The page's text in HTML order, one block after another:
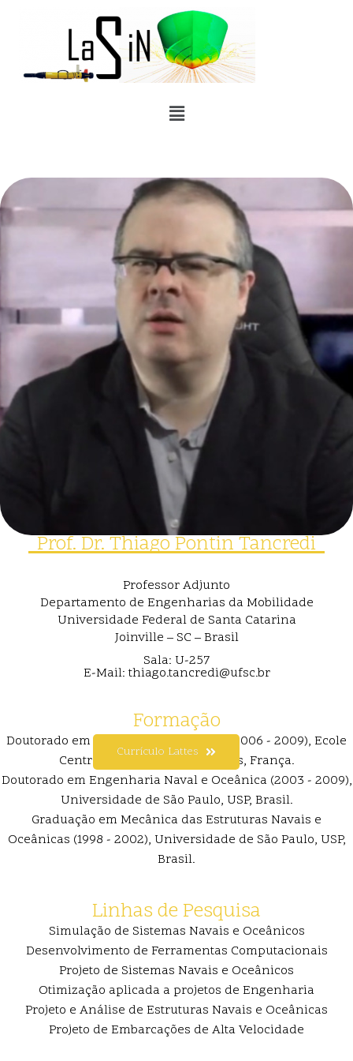
Prof. Dr. Thiago Pontin Tancredi
Professor Adjunto
Departamento de Engenharias da Mobilidade
Universidade Federal de Santa Catarina
Joinville – SC – Brasil
Sala: U-257
E-Mail: thiago.tancredi@ufsc.br
Formação
Doutorado em Engenharia Mecânica (2006 - 2009), Ecole
Centrale de Nantes, EC/Nantes, França.
Doutorado em Engenharia Naval e Oceânica (2003 - 2009),
Universidade de São Paulo, USP, Brasil.
Graduação em Mecânica das Estruturas Navais e
Oceânicas (1998 - 2002), Universidade de São Paulo, USP,
Brasil.
Linhas de Pesquisa
Simulação de Sistemas Navais e Oceânicos
Desenvolvimento de Ferramentas Computacionais
Projeto de Sistemas Navais e Oceânicos
Otimização aplicada a projetos de Engenharia
Projeto e Análise de Estruturas Navais e Oceânicas
Projeto de Embarcações de Alta Velocidade
Currículo Lattes